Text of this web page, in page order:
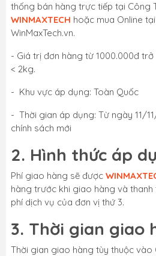
thống bán hàng trực tiếp tại Công
WINMAXTECH hoặc mua Online
WinMaxTech.vn.
- Giá trị đơn hàng từ 1000.000đ
< 2kg.
- Khu vực áp dụng: Toàn Quốc
- Thời gian áp dụng: Từ ngày 11/
chính sách mới
2. Hình thức áp
Phí giao hàng sẽ được
hàng trước khi giao hàng và
phí dịch vụ của đơn vị thứ 3.
3. Thời gian giao
Thời gian giao hàng tùy thuộc vào